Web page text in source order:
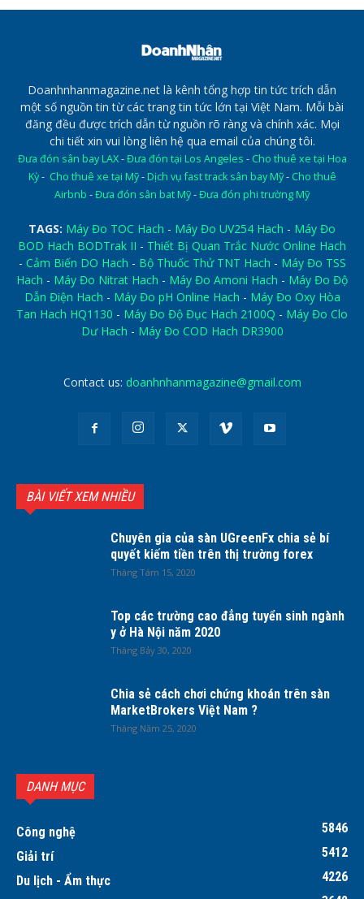
Doanhnhanmagazine.net là kênh tổng hợp tin tức trích dẫn
một số nguồn tin từ các trang tin tức lớn tại Việt Nam. Mỗi bài
đăng đều được trích dẫn từ nguồn rõ ràng và chính xác. Mọi
chi tiết xin vui lòng liên hệ qua email của chúng tôi.
Đưa đón sân bay LAX-Đưa đón tại Los Angeles - Cho thuê xe tại Hoa
Kỳ- Cho thuê xe tại Mỹ- Dịch vụ fast track sân bay Mỹ- Cho thuê
Airbnb -Đưa đón sân bat Mỹ-Đưa đón phi trường Mỹ
TAGS: Máy Đo TOC Hach - Máy Đo UV254 Hach - Máy Đo
BOD Hach BODTrak II - Thiết Bị Quan Trắc Nước Online Hach
- Cảm Biến DO Hach - Bộ Thuốc Thử TNT Hach - Máy Đo TSS
Hach - Máy Đo Nitrat Hach - Máy Đo Amoni Hach - Máy Đo Độ
Dẫn Điện Hach - Máy Đo pH Online Hach - Máy Đo Oxy Hòa
Tan Hach HQ1130 - Máy Đo Độ Đục Hach 2100Q - Máy Đo Clo
Dư Hach - Máy Đo COD Hach DR3900
Contact us: doanhnhanmagazine@gmail.com
BÀI VIẾT XEM NHIỀU
Chuyên gia của sàn UGreenFx chia sẻ bí
quyết kiếm tiền trên thị trường forex
Tháng Tám 15, 2020
Top các trường cao đẳng tuyển sinh ngành
y ở Hà Nội năm 2020
Tháng Bảy 30, 2020
Chia sẻ cách chơi chứng khoán trên sàn
MarketBrokers Việt Nam ?
Tháng Năm 25, 2020
DANH MỤC
Công nghệ
5846
Giải trí
5412
Du lịch - Ẩm thực
4226